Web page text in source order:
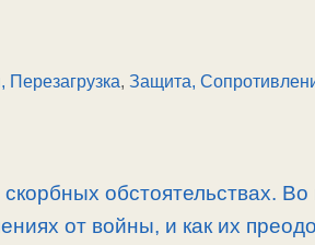
Перезагрузка, Защита,
обстоятельствах. Во
от войны, и как их